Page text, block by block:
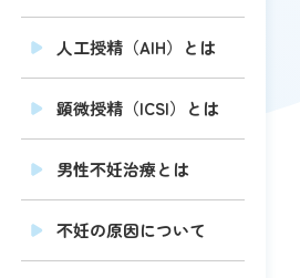
人工授精（AIH）とは
顕微授精（ICSI）とは
男性不妊治療とは
不妊の原因について